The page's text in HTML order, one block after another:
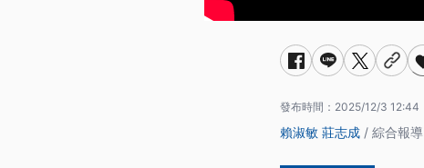
發布時間： 2025/12/3 12:44
賴淑敏 莊志成 / 綜合報導